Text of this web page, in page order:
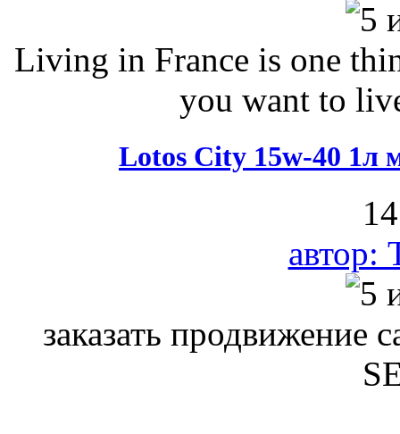
Living in France is one
you want to
Lotos City 15w-40 1л
автор:
заказать продвижение